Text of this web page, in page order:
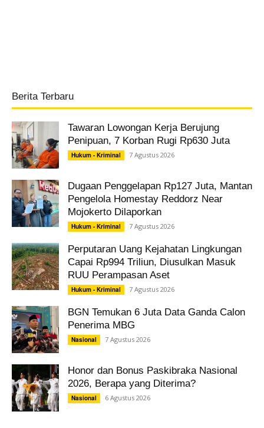
Berita Terbaru
Tawaran Lowongan Kerja Berujung
Penipuan, 7 Korban Rugi Rp630 Juta
Hukum - Kriminal 7 Agustus 2026
Dugaan Penggelapan Rp127 Juta, Mantan
Pengelola Homestay Reddorz Near
Mojokerto Dilaporkan
Hukum - Kriminal 7 Agustus 2026
Perputaran Uang Kejahatan Lingkungan
Capai Rp994 Triliun, Diusulkan Masuk
RUU Perampasan Aset
Hukum - Kriminal 7 Agustus 2026
BGN Temukan 6 Juta Data Ganda Calon
Penerima MBG
Nasional 7 Agustus 2026
Honor dan Bonus Paskibraka Nasional
2026, Berapa yang Diterima?
Nasional 6 Agustus 2026